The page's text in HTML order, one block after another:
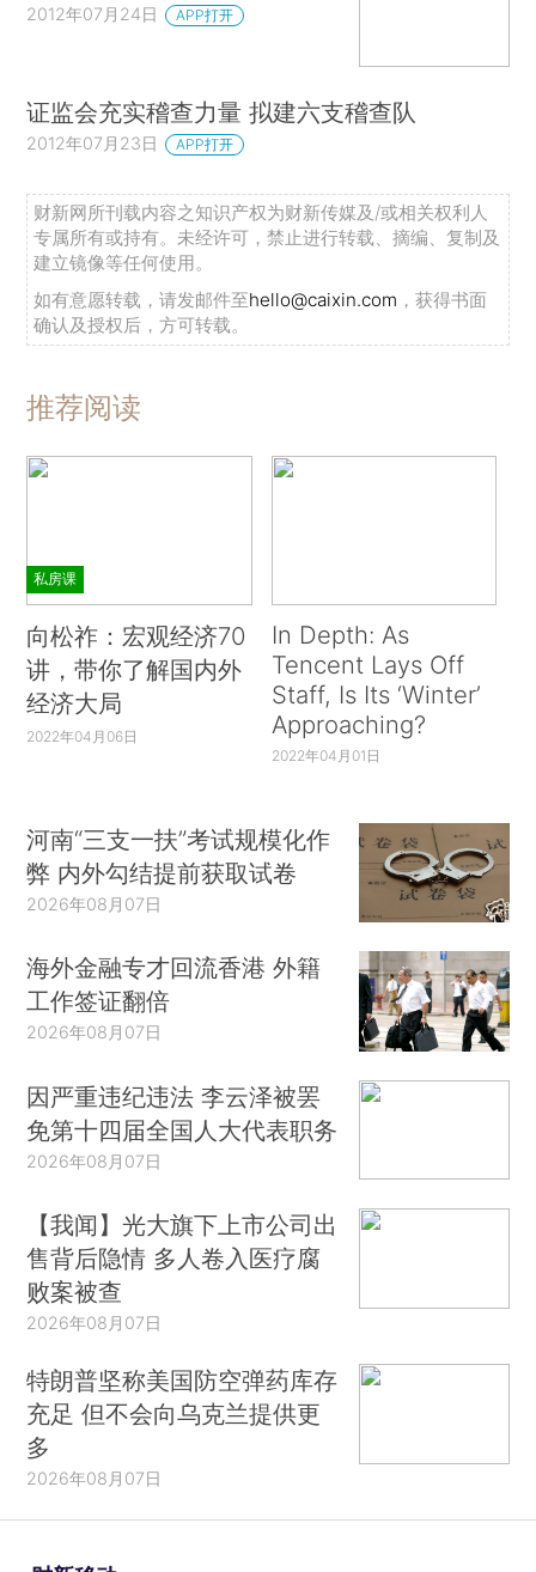
2012年07月24日 APP打开
证监会充实稽查力量 拟建六支稽查队
2012年07月23日 APP打开
财新网所刊载内容之知识产权为财新传媒及/或相关权利人
专属所有或持有。未经许可，禁止进行转载、摘编、复制及
建立镜像等任何使用。
如有意愿转载，请发邮件至hello@caixin.com ，获得书面
确认及授权后，方可转载。
推荐阅读
私房课
向松祚：宏观经济70
讲，带你了解国内外
经济大局
2022年04月06日
In Depth: As
Tencent Lays Off
Staff, Is Its ‘Winter’
Approaching?
2022年04月01日
河南“三支一扶”考试规模化作
弊 内外勾结提前获取试卷
2026年08月07日
海外金融专才回流香港 外籍
工作签证翻倍
2026年08月07日
因严重违纪违法 李云泽被罢
免第十四届全国人大代表职务
2026年08月07日
【我闻】光大旗下上市公司出
售背后隐情 多人卷入医疗腐
败案被查
2026年08月07日
特朗普坚称美国防空弹药库存
充足 但不会向乌克兰提供更
多
2026年08月07日